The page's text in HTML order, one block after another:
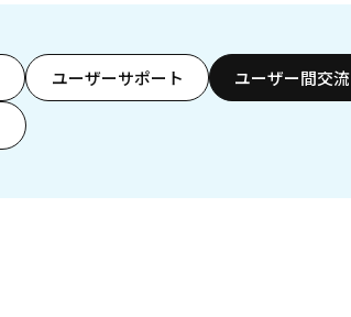
ユーザーサポート ユーザー間交流